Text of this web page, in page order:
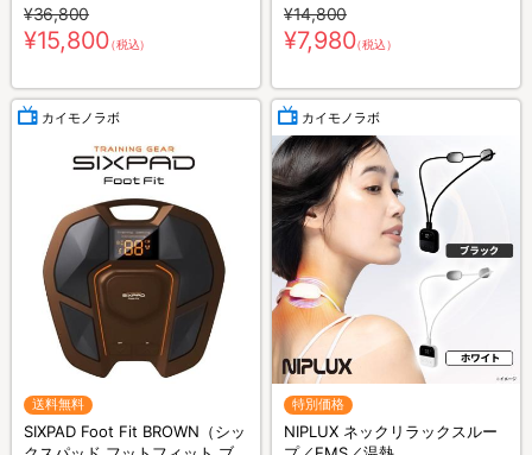
¥36,800
¥15,800（税込）
¥14,800
¥7,980（税込）
カイモノラボ
送料無料
SIXPAD Foot Fit BROWN（シッ
カイモノラボ
特別価格
NIPLUX ネックリラックスルー